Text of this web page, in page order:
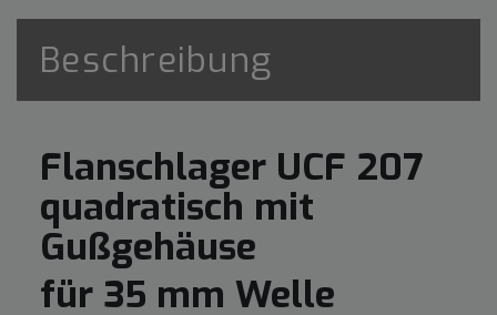
Beschreibung
Flanschlager UCF 207
quadratisch mit
Gußgehäuse
für 35 mm Welle